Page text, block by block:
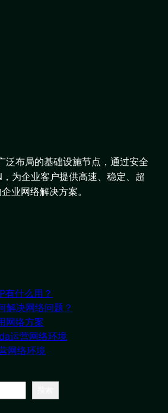
泛布局的基础设施节点，通过安全
为企业客户提供高速、稳定、超
业网络解决方案。
有什么用？
解决网络问题？
网络方案
运营网络环境
网络环境